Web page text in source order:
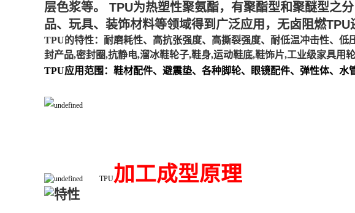
层色浆等。 TPU为热塑性聚氨酯，有聚酯型和聚醚型之
品、玩具、装饰材料等领域得到广泛应用，无卤阻燃
TPU的特性：耐磨耗性、高抗张强度、高撕裂强度、耐低温冲击性、
封产品,密封圈,抗静电,溜冰鞋轮子,鞋身,运动鞋底,鞋饰片,工业级家具用
TPU应用范围：鞋材配件、避震垫、各种脚轮、眼镜配件、弹性体、
TPU加工成型原理